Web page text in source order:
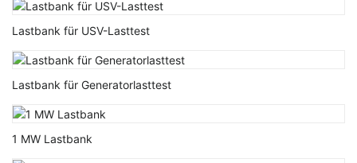
Lastbank für USV-Lasttest
Lastbank für Generatorlasttest
1 MW Lastbank